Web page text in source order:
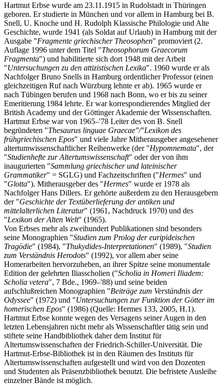
Hartmut Erbse wurde am 23.11.1915 in Rudolstadt in Thüringen
geboren. Er studierte in München und vor allem in Hamburg bei B.
Snell, U. Knoche und H. Rudolph Klassische Philologie und Alte
Geschichte, wurde 1941 (als Soldat auf Urlaub) in Hamburg mit der
Ausgabe "Fragmente griechischer Theosophen" promoviert (2.
Auflage 1996 unter dem Titel "Theosophorum Graecorum
Fragmenta") und habilitierte sich dort 1948 mit der Arbeit
"Untersuchungen zu den attizistischen Lexika". 1960 wurde er als
Nachfolger Bruno Snells in Hamburg ordentlicher Professor (einen
gleichzeitigen Ruf nach Würzburg lehnte er ab). 1965 wurde er
nach Tübingen berufen und 1968 nach Bonn, wo er bis zu seiner
Emeritierung 1984 lehrte. Er war korrespondierendes Mitglied der
British Academy und der Göttinger Akademie der Wissenschaften.
Hartmut Erbse war von 1965–'78 Leiter des von B. Snell
begründeten "Thesaurus linguae Graecae"/"Lexikon des
frühgriechischen Epos" und viele Jahre Mitherausgeber angesehener
altertumwissenschaftlicher Reihenwerke (der "Hypomnemata", der
"Studienhefte zur Altertumswissenschaft" oder der von ihm
inaugurierten "Sammlung griechischer und lateinischer
Grammatiker" = SGLG) und Fachzeitschriften ("Hermes" und
"Glotta"). Mitherausgeber des "Hermes" wurde er 1978 als
Nachfolger Hans Dillers. Er gehörte außerdem zu den Herausgebern
der "Geschichte der Textüberlieferung der antiken und
mittelalterlichen Literatur" (1961, Nachdruck 1970) und des
"Lexikon der Alten Welt" (1965).
Von Erbses mehr als zweihundert Publikationen sind besonders
seine Monographien "Studien zum Prolog der euripideischen
Tragödie" (1984), "Thukydides-Interpretationen" (1989), "Studien
zum Verständnis Herodots" (1992), vor allem aber seine
Homerarbeiten hervorzuheben, an ihrer Spitze seine monumentale
Edition der gelehrten Iliasscholien ("Scholia in Homeri Iliadem:
Scholia vetera", 7 Bde., 1969–'88) und seine beiden
aufschlußreichen Monographien "Beiträge zum Verständnis der
Odyssee" (1972) und "Untersuchungen zur Funktion der Götter im
homerischen Epos" (1986) (Quelle: Hermes 133, 2005, H.1).
Hartmut Erbse konnte wegen des Versagens seiner Augen in den
letzten Lebensjahren nicht mehr als Wissenschaftler tätig sein und
stiftete seine Handbibliothek daher dem Institut für
Altertumswissenschaften der Friedrich-Schiller-Universität. Die
Hartmut-Erbse-Bibliothek ist in den Räumen des Instituts für
Altertumswissenschaften aufgestellt und wird von den Dozenten
und Studenten als Präsenzbibliothek benutzt. Die befristete Ausleihe
einzelner Bände ist möglich.